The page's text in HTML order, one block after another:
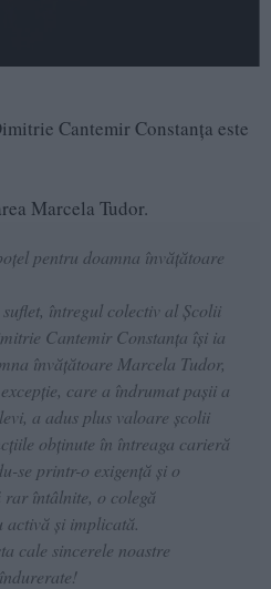
Cantemir Constanța este
Marcela Tudor.
pentru doamna învățătoare
întregul colectiv al Școlii
Cantemir Constanța își ia
învățătoare Marcela Tudor,
care a îndrumat pașii a
a adus plus valoare școlii
obținute în întreaga carieră
se printr-o exigență și o
întâlnite, o colegă
activă și implicată.
cale sincerele noastre